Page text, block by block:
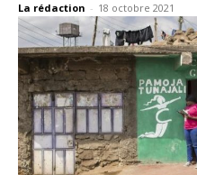
La rédaction - 18 octobre 2021